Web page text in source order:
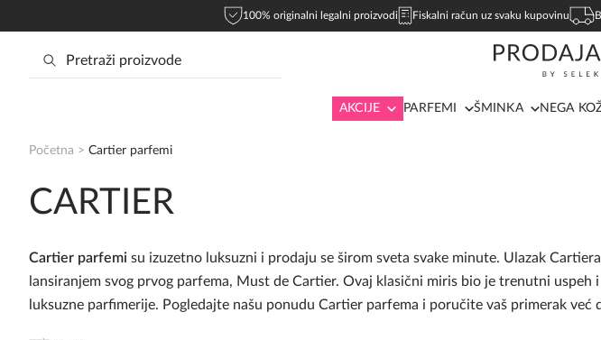
100% originalni legalni proizvodi Fiskalni račun uz svaku kupovinu
AKCIJE PARFEMI ŠMINKA NEGA
Početna > Cartier parfemi
CARTIER
Cartier parfemi su izuzetno luksuzni i prodaju se širom sveta svake minute. Ulazak
lansiranjem svog prvog parfema, Must de Cartier. Ovaj klasični miris bio je trenutni uspeh
luksuzne parfimerije. Pogledajte našu ponudu Cartier parfema i poručite vaš primerak već